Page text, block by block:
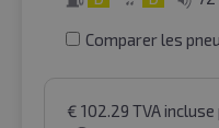
Comparer les
€ 102.29 TVA incluse